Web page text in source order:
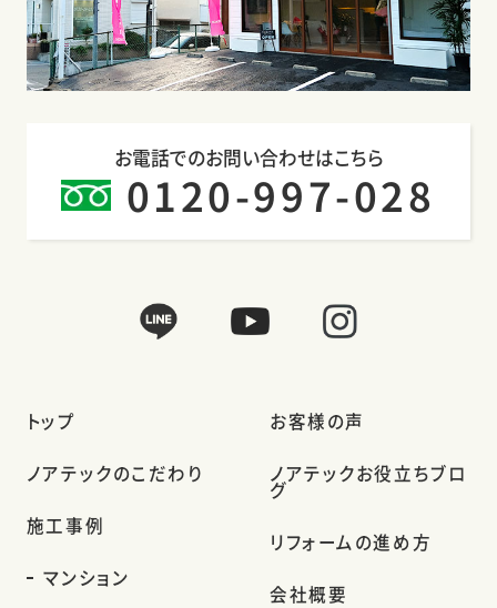
お電話でのお問い合わせはこちら
0120-997-028
トップ
ノアテックのこだわり
施工事例
マンション
お客様の声
ノアテックお役立ちブロ
グ
リフォームの進め方
会社概要